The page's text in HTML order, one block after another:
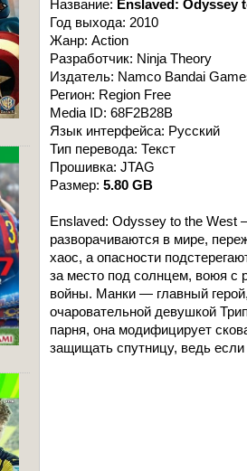
Название: Enslaved: Odyssey
Год выхода: 2010
Жанр: Action
Разработчик: Ninja Theory
Издатель: Namco Bandai
Регион: Region Free
Media ID: 68F2B28B
Язык интерфейса: Русский
Тип перевода: Текст
Прошивка: JTAG
Размер: 5.80 GB
Enslaved: Odyssey to the
разворачиваются в мире,
хаос, а опасности
за место под солнцем, воюя с
войны. Манки — главный
очаровательной девушкой
парня, она модифицирует
защищать спутницу, ведь если